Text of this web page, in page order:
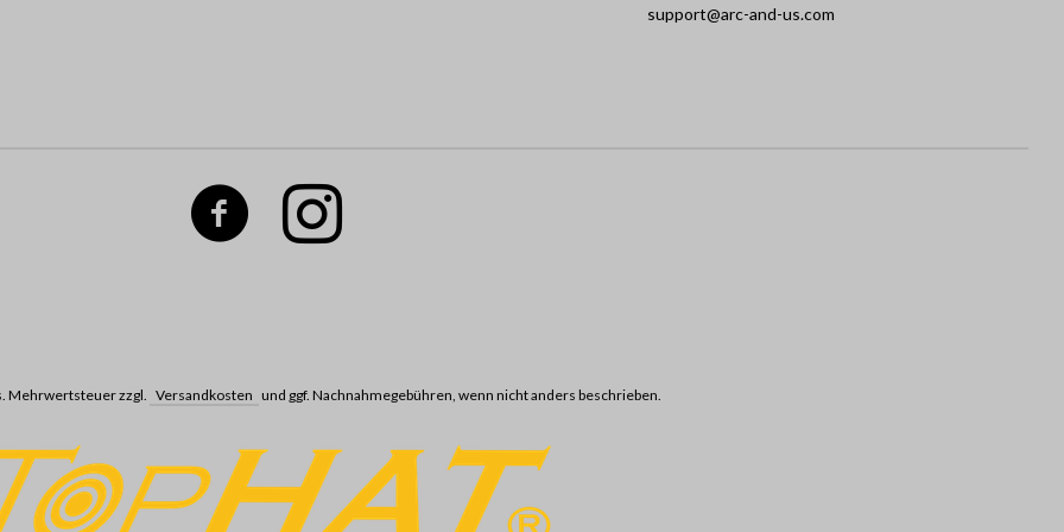
support@arc-and-us.com
Mehrwertsteuer zzgl. Versandkosten und ggf. Nachnahmegebühren, wenn nicht anders beschrieben.